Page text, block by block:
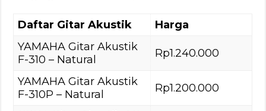
Daftar Gitar Akustik
Harga
YAMAHA Gitar Akustik
F-310 – Natural
Rp1.240.000
YAMAHA Gitar Akustik
F-310P – Natural
Rp1.200.000